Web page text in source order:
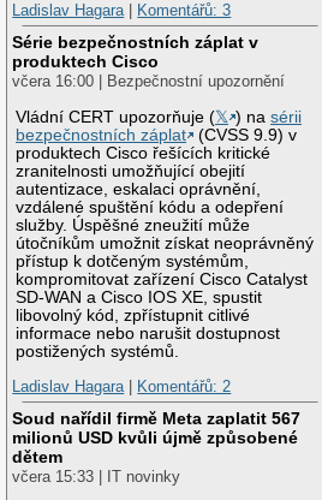
Ladislav Hagara| Komentářů: 3
Série bezpečnostních záplat v
produktech Cisco
včera 16:00 | Bezpečnostní upozornění
Vládní CERT upozorňuje (𝕏 ) nasérii
bezpečnostních záplat
(CVSS 9.9) v
produktech Cisco řešících kritické
zranitelnosti umožňující obejití
autentizace, eskalaci oprávnění,
vzdálené spuštění kódu a odepření
služby. Úspěšné zneužití může
útočníkům umožnit získat neoprávněný
přístup k dotčeným systémům,
kompromitovat zařízení Cisco Catalyst
SD-WAN a Cisco IOS XE, spustit
libovolný kód, zpřístupnit citlivé
informace nebo narušit dostupnost
postižených systémů.
Ladislav Hagara| Komentářů: 2
Soud nařídil firmě Meta zaplatit 567
milionů USD kvůli újmě způsobené
dětem
včera 15:33 | IT novinky